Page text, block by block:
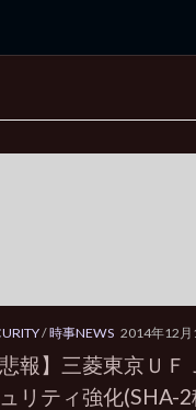
/時事NEWS 2014年12月
悲報】三菱東京ＵＦ
リティ強化(SHA-